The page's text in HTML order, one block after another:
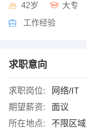
42岁 大专
工作经验
求职意向
求职岗位:
网络/IT
期望薪资:
面议
所在地点:
不限区域